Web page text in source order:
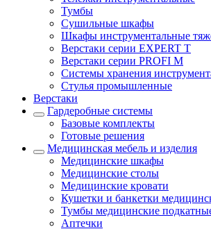
Тумбы
Cушильные шкафы
Шкафы инструментальные
Верстаки серии EXPERT T
Верстаки серии PROFI M
Системы хранения
Стулья промышленные
Верстаки
Гардеробные системы
Базовые комплекты
Готовые решения
Медицинская мебель и изделия
Медицинские шкафы
Медицинские столы
Медицинские кровати
Кушетки и банкетки
Тумбы медицинские
Аптечки